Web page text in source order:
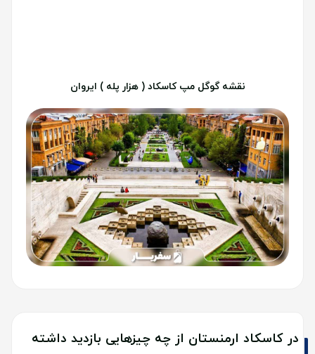
نقشه گوگل مپ کاسکاد ( هزار پله ) ایروان
در کاسکاد ارمنستان از چه چیزهایی بازدید داشته